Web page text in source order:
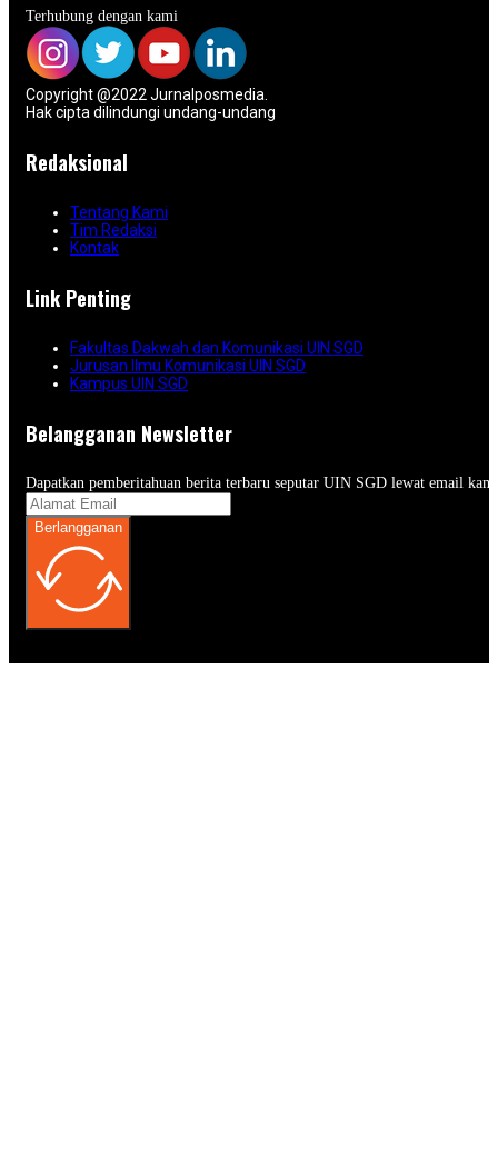
Terhubung dengan kami
Copyright @2022 Jurnalposmedia.
Hak cipta dilindungi undang-undang
Redaksional
Tentang Kami
Tim Redaksi
Kontak
Link Penting
Fakultas Dakwah dan Komunikasi UIN SGD
Jurusan Ilmu Komunikasi UIN SGD
Kampus UIN SGD
Belangganan Newsletter
Dapatkan pemberitahuan berita terbaru seputar UIN SGD lewat email
Berlangganan